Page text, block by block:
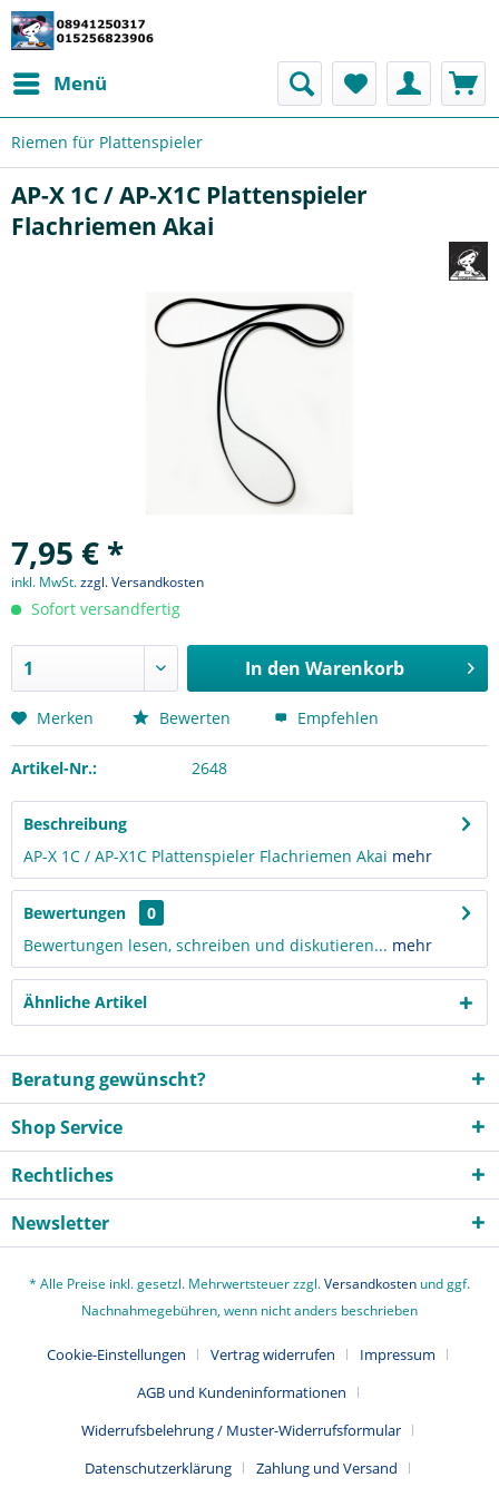
Menü
Riemen für Plattenspieler
AP-X 1C / AP-X1C Plattenspieler
Flachriemen Akai
7,95 € *
inkl. MwSt.zzgl. Versandkosten
Sofort versandfertig
In den Warenkorb
Merken Bewerten Empfehlen
Artikel-Nr.: 2648
Beschreibung
AP-X 1C / AP-X1C Plattenspieler Flachriemen Akai mehr
Bewertungen
0
Bewertungen lesen, schreiben und diskutieren... mehr
Ähnliche Artikel
Beratung gewünscht?
Shop Service
Rechtliches
Newsletter
* Alle Preise inkl. gesetzl. Mehrwertsteuer zzgl.Versandkosten und ggf.
Nachnahmegebühren, wenn nicht anders beschrieben
Cookie-Einstellungen Vertrag widerrufen
Impressum
AGB und Kundeninformationen
Widerrufsbelehrung / Muster-Widerrufsformular
Datenschutzerklärung
Zahlung und Versand